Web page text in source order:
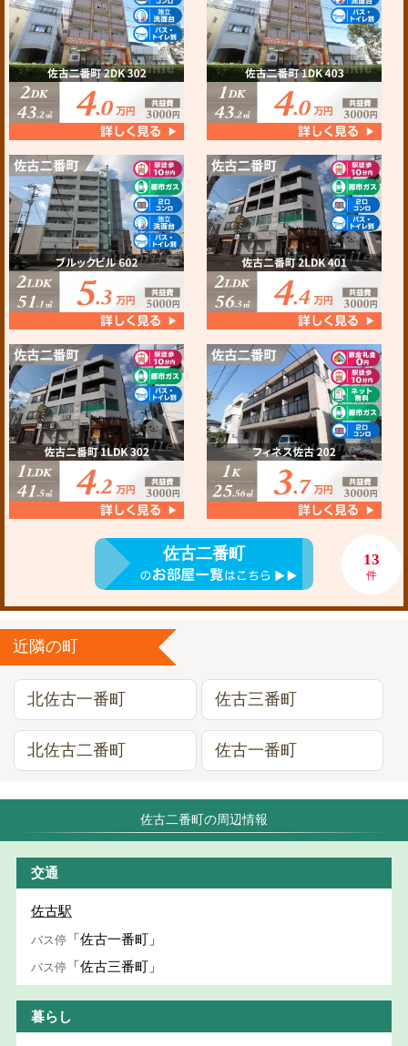
佐古二番町 13
件
近隣の町
北佐古一番町 佐古三番町
北佐古二番町 佐古一番町
佐古二番町の周辺情報
交通
佐古駅
バス停 「佐古一番町」
バス停 「佐古三番町」
暮らし